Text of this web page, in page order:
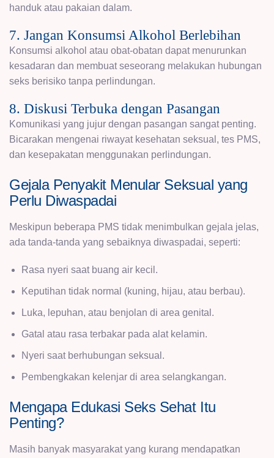
handuk atau pakaian dalam.
7. Jangan Konsumsi Alkohol Berlebihan
Konsumsi alkohol atau obat-obatan dapat menurunkan
kesadaran dan membuat seseorang melakukan hubungan
seks berisiko tanpa perlindungan.
8. Diskusi Terbuka dengan Pasangan
Komunikasi yang jujur dengan pasangan sangat penting.
Bicarakan mengenai riwayat kesehatan seksual, tes PMS,
dan kesepakatan menggunakan perlindungan.
Gejala Penyakit Menular Seksual yang
Perlu Diwaspadai
Meskipun beberapa PMS tidak menimbulkan gejala jelas,
ada tanda-tanda yang sebaiknya diwaspadai, seperti:
Rasa nyeri saat buang air kecil.
Keputihan tidak normal (kuning, hijau, atau berbau).
Luka, lepuhan, atau benjolan di area genital.
Gatal atau rasa terbakar pada alat kelamin.
Nyeri saat berhubungan seksual.
Pembengkakan kelenjar di area selangkangan.
Mengapa Edukasi Seks Sehat Itu
Penting?
Masih banyak masyarakat yang kurang mendapatkan